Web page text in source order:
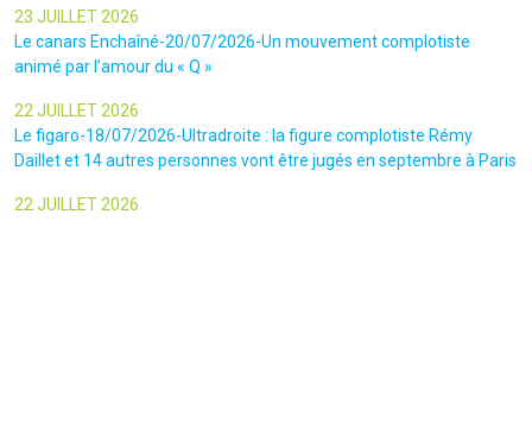
23 JUILLET 2026
Le canars Enchaîné-20/07/2026-Un mouvement complotiste
animé par l’amour du « Q »
22 JUILLET 2026
Le figaro-18/07/2026-Ultradroite : la figure complotiste Rémy
Daillet et 14 autres personnes vont être jugés en septembre à Paris
22 JUILLET 2026